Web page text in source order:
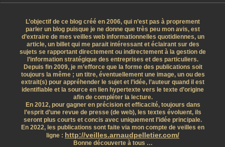
L’objectif de ce blog créé en 2006, qui n’est pas à proprement
parler un blog puisque je ne donne que très peu mon avis, est
d’extraire de mes veilles web informationnelles quotidiennes, un
article, un billet qui me parait intéressant et éclairant sur des
sujets se rapportant directement ou indirectement à la gestion de
l’information stratégique des entreprises et des particuliers.
Depuis fin 2009, je m’efforce que la forme des publications soit
toujours la même ; un titre, éventuellement une image, un ou des
extrait(s) pour appréhender le sujet et l’idée, l’auteur quand il est
identifiable et la source en lien hypertexte vers le texte d’origine
afin de compléter la lecture.
En 2012, pour gagner en précision et efficacité, toujours dans
l’esprit d’une revue de presse (de web), les textes évoluent, ils
seront plus courts et concis avec uniquement l’idée principale.
En 2022, les publications sont faite via mon compte de veilles en
ligne : http://veilles.arnaudpelletier.com/
Bonne découverte à tous …